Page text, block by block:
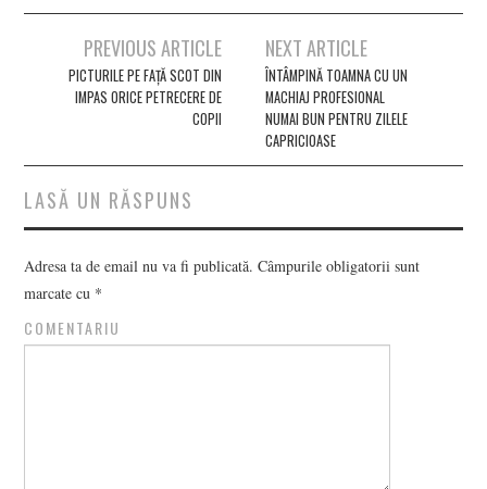
navigation
PREVIOUS ARTICLE
PICTURILE PE FAȚĂ SCOT DIN
IMPAS ORICE PETRECERE DE
COPII
NEXT ARTICLE
ÎNTÂMPINĂ TOAMNA CU UN
MACHIAJ PROFESIONAL
NUMAI BUN PENTRU ZILELE
CAPRICIOASE
LASĂ UN RĂSPUNS
Adresa ta de email nu va fi publicată. Câmpurile obligatorii sunt
marcate cu *
COMENTARIU